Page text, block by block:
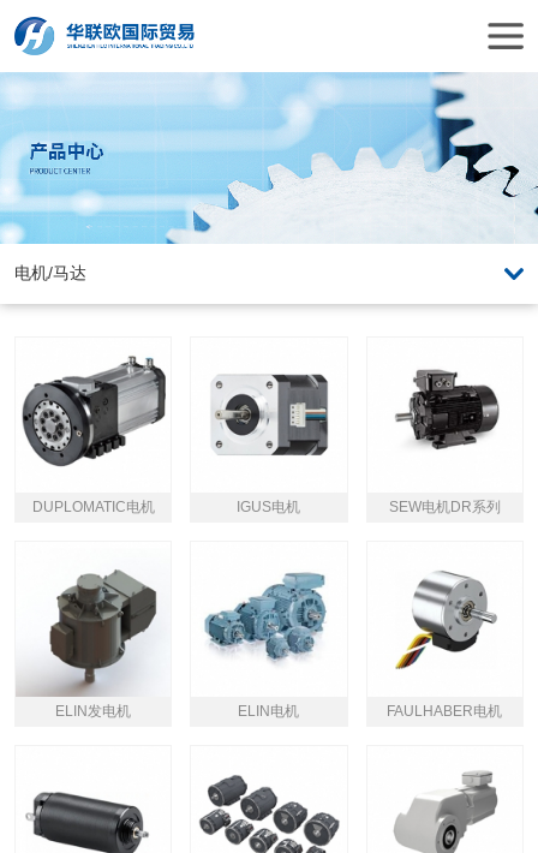
DUPLOMATIC电机 IGUS电机 SEW电机DR系列
​ELIN发电机 ELIN电机 FAULHABER电机